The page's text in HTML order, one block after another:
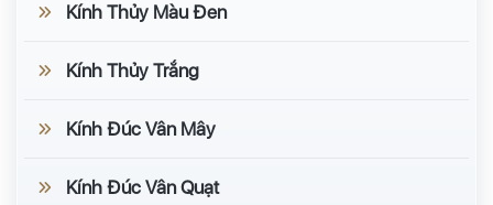
Kính Thủy Màu Đen
Kính Thủy Trắng
Kính Đúc Vân Mây
Kính Đúc Vân Quạt